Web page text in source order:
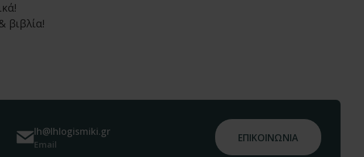
βιβλία!
lh@lhlogismiki.gr
Email ΕΠΙΚΟΙΝΩΝΙΑ